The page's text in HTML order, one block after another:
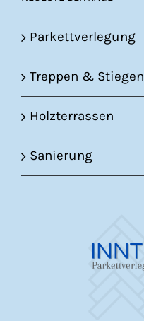
Parkettverlegung
Treppen & Stiegen
Holzterrassen
Sanierung